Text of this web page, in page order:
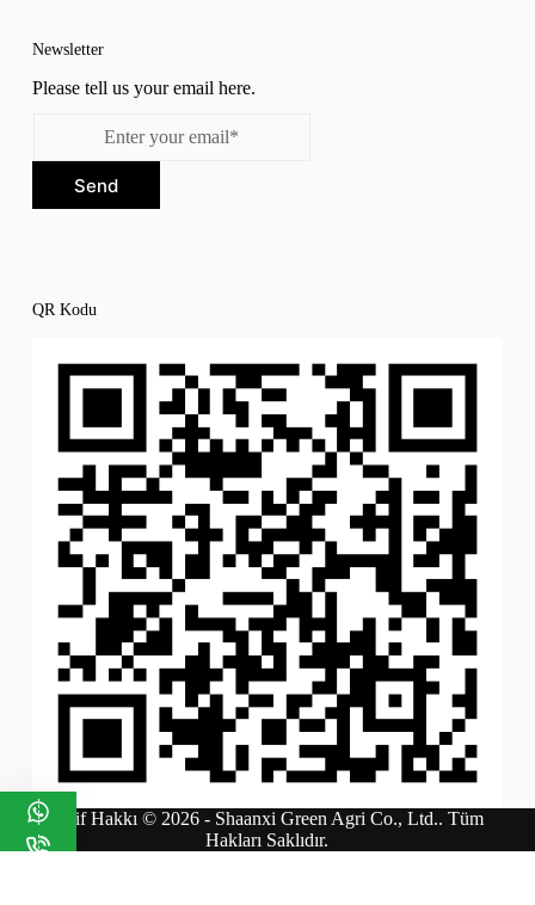
Newsletter
Please tell us your email here.
Send
QR Kodu
Telif Hakkı © 2026 - Shaanxi Green Agri Co., Ltd.. Tüm
Hakları Saklıdır.